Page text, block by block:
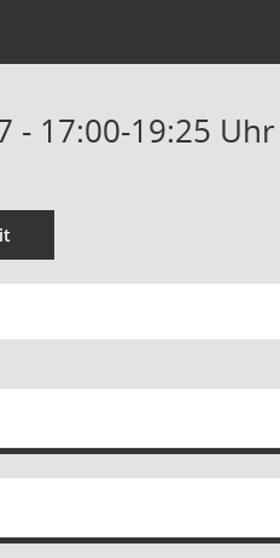
- 17:00-19:25 Uhr